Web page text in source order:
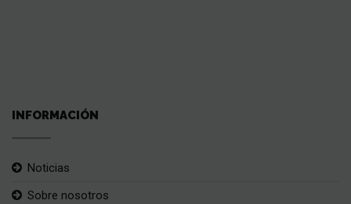
INFORMACIÓN
Noticias
Sobre nosotros